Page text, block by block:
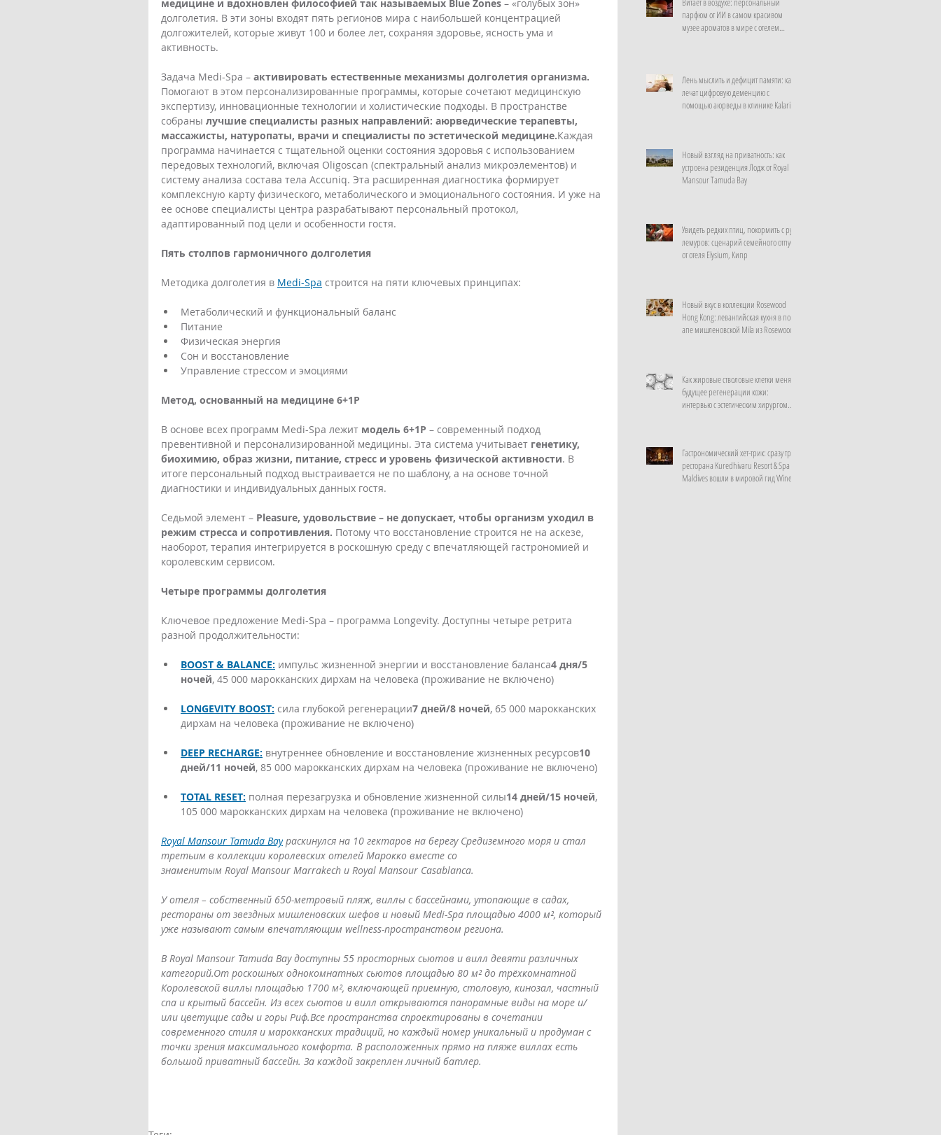
медицине и вдохновлен философией так называемых Blue Zones – «голубых зон»
долголетия. В эти зоны входят пять регионов мира с наибольшей концентрацией
долгожителей, которые живут 100 и более лет, сохраняя здоровье, ясность ума и
активность.
Задача Medi-Spa – активировать естественные механизмы долголетия организма.
Помогают в этом персонализированные программы, которые сочетают медицинскую
экспертизу, инновационные технологии и холистические подходы. В пространстве
собраны лучшие специалисты разных направлений: аюрведические терапевты,
массажисты, натуропаты, врачи и специалисты по эстетической медицине.Каждая
программа начинается с тщательной оценки состояния здоровья с использованием
передовых технологий, включая Oligoscan (спектральный анализ микроэлементов) и
систему анализа состава тела Accuniq. Эта расширенная диагностика формирует
комплексную карту физического, метаболического и эмоционального состояния. И уже на
ее основе специалисты центра разрабатывают персональный протокол,
адаптированный под цели и особенности гостя.
Пять столпов гармоничного долголетия
Методика долголетия в Medi-Spa строится на пяти ключевых принципах:
Метаболический и функциональный баланс
Питание
Физическая энергия
Сон и восстановление
Управление стрессом и эмоциями
Метод, основанный на медицине 6+1P
В основе всех программ Medi-Spa лежит модель 6+1P – современный подход
превентивной и персонализированной медицины. Эта система учитывает генетику,
биохимию, образ жизни, питание, стресс и уровень физической активности. В
итоге персональный подход выстраивается не по шаблону, а на основе точной
диагностики и индивидуальных данных гостя.
Седьмой элемент – Pleasure, удовольствие – не допускает, чтобы организм уходил в
режим стресса и сопротивления. Потому что восстановление строится не на аскезе,
наоборот, терапия интегрируется в роскошную среду с впечатляющей гастрономией и
королевским сервисом.
Четыре программы долголетия
Ключевое предложение Medi-Spa – программа Longevity. Доступны четыре ретрита
разной продолжительности:
BOOST & BALANCE: импульс жизненной энергии и восстановление баланса4 дня/5
ночей, 45 000 марокканских дирхам на человека (проживание не включено)
LONGEVITY BOOST: сила глубокой регенерации7 дней/8 ночей, 65 000 марокканских
дирхам на человека (проживание не включено)
DEEP RECHARGE: внутреннее обновление и восстановление жизненных ресурсов10
дней/11 ночей, 85 000 марокканских дирхам на человека (проживание не включено)
TOTAL RESET: полная перезагрузка и обновление жизненной силы14 дней/15 ночей,
105 000 марокканских дирхам на человека (проживание не включено)
Royal Mansour Tamuda Bay раскинулся на 10 гектаров на берегу Средиземного моря и стал
третьим в коллекции королевских отелей Марокко вместе со
знаменитым Royal Mansour Marrakech и Royal Mansour Casablanca.
У отеля – собственный 650-метровый пляж, виллы с бассейнами, утопающие в садах,
рестораны от звездных мишленовских шефов и новый Medi-Spa площадью 4000 м², который
уже называют самым впечатляющим wellness-пространством региона.
В Royal Mansour Tamuda Bay доступны 55 просторных сьютов и вилл девяти различных
категорий.От роскошных однокомнатных сьютов площадью 80 м² до трёхкомнатной
Королевской виллы площадью 1700 м², включающей приемную, столовую, кинозал, частный
спа и крытый бассейн. Из всех сьютов и вилл открываются панорамные виды на море и/
или цветущие сады и горы Риф.Все пространства спроектированы в сочетании
современного стиля и марокканских традиций, но каждый номер уникальный и продуман с
точки зрения максимального комфорта. В расположенных прямо на пляже виллах есть
большой приватный бассейн. За каждой закреплен личный батлер.
парфюм от ИИ в самом красивом
музее ароматов в мире с отелем
Лень мыслить и дефицит памяти: как
лечат цифровую деменцию с
помощью аюрведы в клинике Kalari
Новый взгляд на приватность: как
устроена резиденция Лодж от Royal
Mansour Tamuda Bay
Увидеть редких птиц, покормить с рук
лемуров: сценарий семейного отпуска
от отеля Elysium, Кипр
Новый вкус в коллекции Rosewood
Hong Kong: левантийская кухня в поп-
апе мишленовской Mila из Rosewood
Как жировые стволовые клетки меняют
будущее регенерации кожи:
интервью с эстетическим хирургом
Гастрономический хет-трик: сразу три
ресторана Kuredhivaru Resort & Spa
Maldives вошли в мировой гид Wine